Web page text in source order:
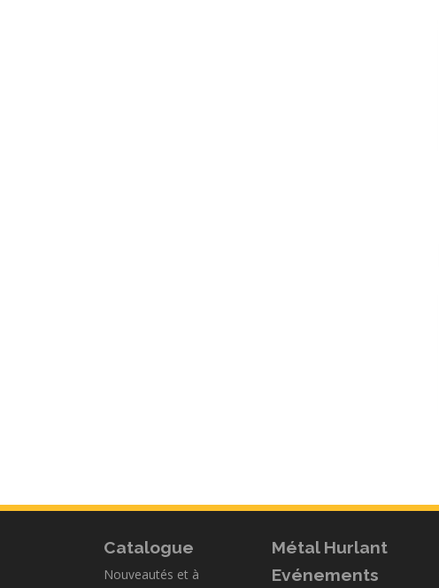
Catalogue
Nouveautés et à
Métal Hurlant
Evénements